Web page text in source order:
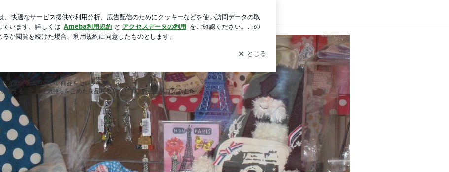
ブログ
プロの凄さ ログイン
ﾒｲﾄﾞ雑貨店「＋flower(ｱﾝﾄﾞﾌﾗﾜｰ）」のブログ
きめく大人可愛いい商品をセレクト❤
添える…そんな気持ちをこめた商品をセレクトする店主のブログです☆